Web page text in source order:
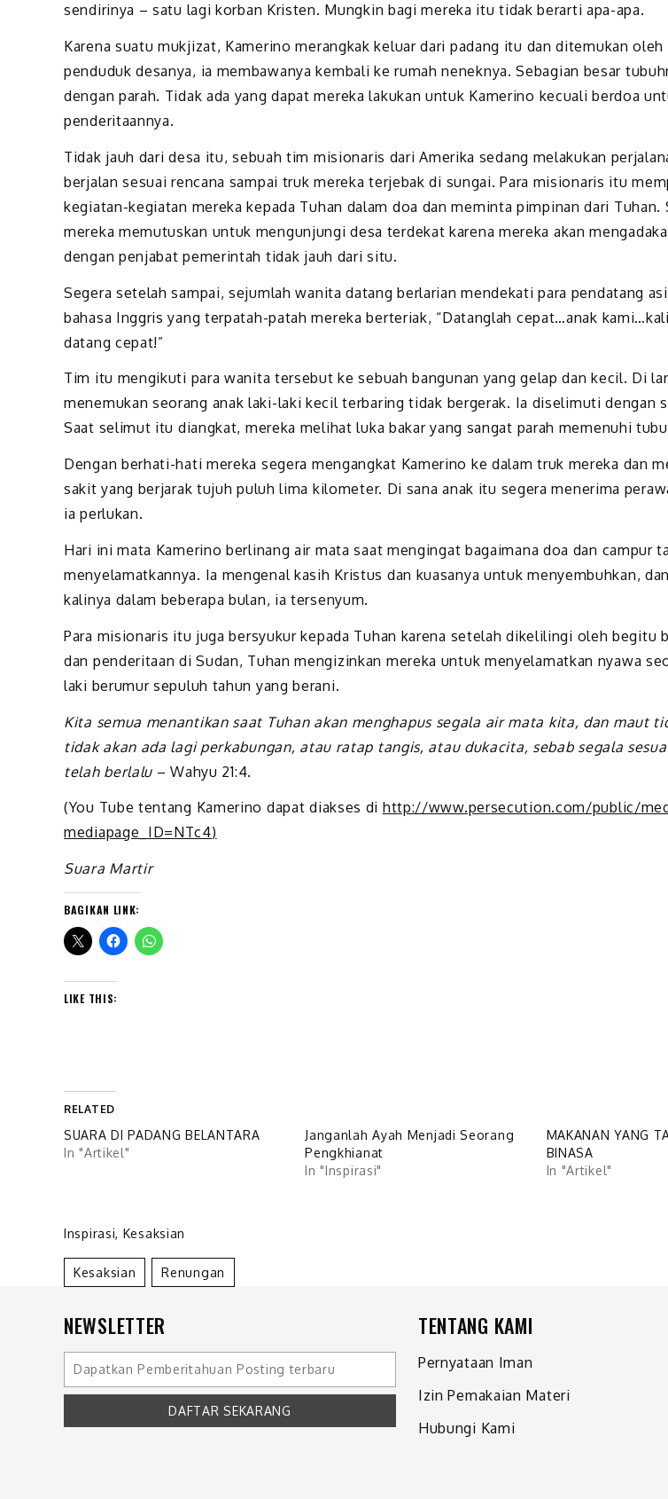
sendirinya – satu lagi korban Kristen. Mungkin bagi mereka itu tidak berarti apa-apa.
Karena suatu mukjizat, Kamerino merangkak keluar dari padang itu dan ditemukan oleh
penduduk desanya, ia membawanya kembali ke rumah neneknya. Sebagian besar
dengan parah. Tidak ada yang dapat mereka lakukan untuk Kamerino kecuali berdoa
penderitaannya.
Tidak jauh dari desa itu, sebuah tim misionaris dari Amerika sedang melakukan
berjalan sesuai rencana sampai truk mereka terjebak di sungai. Para misionaris itu
kegiatan-kegiatan mereka kepada Tuhan dalam doa dan meminta pimpinan dari Tuhan.
mereka memutuskan untuk mengunjungi desa terdekat karena mereka akan
dengan penjabat pemerintah tidak jauh dari situ.
Segera setelah sampai, sejumlah wanita datang berlarian mendekati para pendatang
bahasa Inggris yang terpatah-patah mereka berteriak, “Datanglah cepat…anak
datang cepat!”
Tim itu mengikuti para wanita tersebut ke sebuah bangunan yang gelap dan kecil. Di
menemukan seorang anak laki-laki kecil terbaring tidak bergerak. Ia diselimuti dengan
Saat selimut itu diangkat, mereka melihat luka bakar yang sangat parah memenuhi
Dengan berhati-hati mereka segera mengangkat Kamerino ke dalam truk mereka dan
sakit yang berjarak tujuh puluh lima kilometer. Di sana anak itu segera menerima
ia perlukan.
Hari ini mata Kamerino berlinang air mata saat mengingat bagaimana doa dan campur
menyelamatkannya. Ia mengenal kasih Kristus dan kuasanya untuk menyembuhkan,
kalinya dalam beberapa bulan, ia tersenyum.
Para misionaris itu juga bersyukur kepada Tuhan karena setelah dikelilingi oleh begitu
dan penderitaan di Sudan, Tuhan mengizinkan mereka untuk menyelamatkan nyawa
laki berumur sepuluh tahun yang berani.
Kita semua menantikan saat Tuhan akan menghapus segala air mata kita, dan maut
tidak akan ada lagi perkabungan, atau ratap tangis, atau dukacita, sebab segala
telah berlalu – Wahyu 21:4.
(You Tube tentang Kamerino dapat diakses di http://www.persecution.com/public/
mediapage_ID=NTc4)
Suara Martir
BAGIKAN LINK:
LIKE THIS:
RELATED
SUARA DI PADANG BELANTARA
In "Artikel"
Janganlah Ayah Menjadi Seorang
Pengkhianat
In "Inspirasi"
MAKANAN YANG
BINASA
In "Artikel"
Inspirasi, Kesaksian
Kesaksian Renungan
NEWSLETTER TENTANG KAMI
Pernyataan Iman
Izin Pemakaian Materi
Hubungi Kami